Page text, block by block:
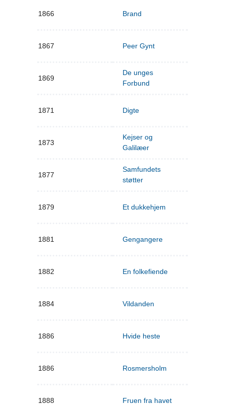
1866 Brand
1867 Peer Gynt
1869
De unges
Forbund
1871 Digte
1873
Kejser og
Galilæer
1877
Samfundets
støtter
1879 Et dukkehjem
1881 Gengangere
1882 En folkefiende
1884 Vildanden
1886 Hvide heste
1886 Rosmersholm
1888 Fruen fra havet